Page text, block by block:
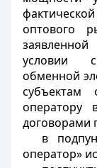
оптового
условии
обменной
субъектам
оператору
договорами
в
оператор»